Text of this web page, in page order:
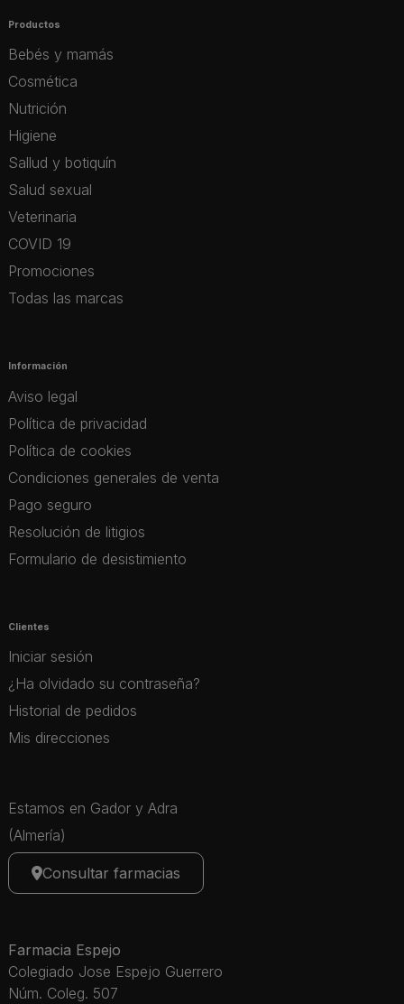
Productos
Bebés y mamás
Cosmética
Nutrición
Higiene
Sallud y botiquín
Salud sexual
Veterinaria
COVID 19
Promociones
Todas las marcas
Información
Aviso legal
Política de privacidad
Política de cookies
Condiciones generales de venta
Pago seguro
Resolución de litigios
Formulario de desistimiento
Clientes
Iniciar sesión
¿Ha olvidado su contraseña?
Historial de pedidos
Mis direcciones
Estamos en Gador y Adra
(Almería)
Consultar farmacias
Farmacia Espejo
Colegiado Jose Espejo Guerrero
Núm. Coleg. 507